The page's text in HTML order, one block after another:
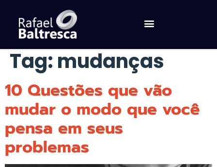
Tag: mudanças
10 Questões que vão
mudar o modo que você
pensa em seus
problemas